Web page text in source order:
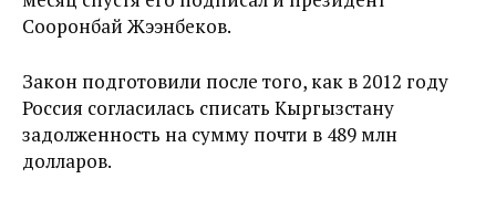
Сооронбай Жээнбеков.
Закон подготовили после того, как в 2012 году
Россия согласилась списать Кыргызстану
задолженность на сумму почти в 489 млн
долларов.